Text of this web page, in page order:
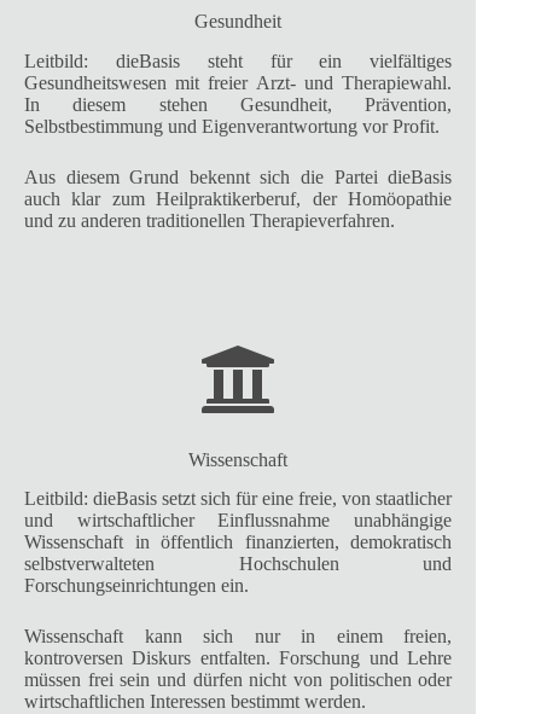
Gesundheit
Leitbild: dieBasis steht für ein vielfältiges
Gesundheitswesen mit freier Arzt- und Therapiewahl.
In diesem stehen Gesundheit, Prävention,
Selbstbestimmung und Eigenverantwortung vor Profit.
Aus diesem Grund bekennt sich die Partei dieBasis
auch klar zum Heilpraktikerberuf, der Homöopathie
und zu anderen traditionellen Therapieverfahren.
Wissenschaft
Leitbild: dieBasis setzt sich für eine freie, von staatlicher
und wirtschaftlicher Einflussnahme unabhängige
Wissenschaft in öffentlich finanzierten, demokratisch
selbstverwalteten Hochschulen und
Forschungseinrichtungen ein.
Wissenschaft kann sich nur in einem freien,
kontroversen Diskurs entfalten. Forschung und Lehre
müssen frei sein und dürfen nicht von politischen oder
wirtschaftlichen Interessen bestimmt werden.